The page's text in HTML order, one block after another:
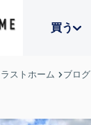
買う
ストホーム ブログ